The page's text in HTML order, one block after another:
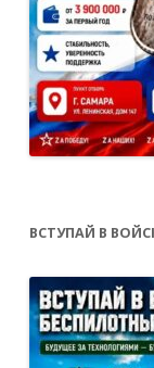
ВСТУПАЙ В